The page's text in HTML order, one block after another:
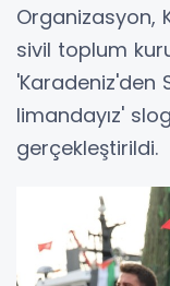
Organizasyon,
sivil toplum
'Karadeniz'den
limandayız'
gerçekleştirildi.